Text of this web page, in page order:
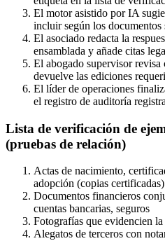
El motor asistido por IA
incluir según los documentos
El asociado redacta la
ensamblada y añade citas
El abogado supervisor
devuelve las ediciones
El líder de operaciones
el registro de auditoría
Lista de verificación de
(pruebas de relación)
Actas de nacimiento,
adopción (copias certificadas)
Documentos financieros
cuentas bancarias, seguros
Fotografías que evidencien
Alegatos de terceros con